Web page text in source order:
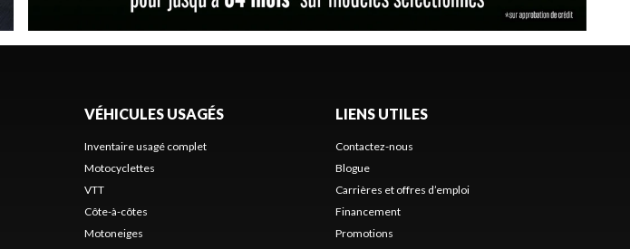
VÉHICULES USAGÉS
Inventaire usagé complet
Motocyclettes
VTT
Côte-à-côtes
Motoneiges
LIENS UTILES
Contactez-nous
Blogue
Carrières et offres d’emploi
Financement
Promotions